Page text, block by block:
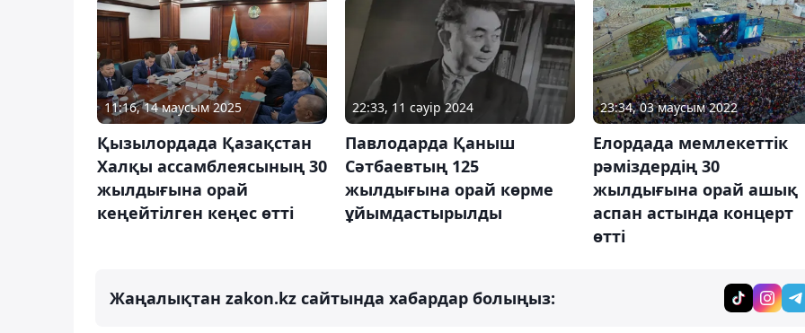
11:16, 14 маусым 2025
Қызылордада Қазақстан
Халқы ассамблеясының 30
жылдығына орай
кеңейтілген кеңес өтті
22:33, 11 сәуір 2024
Павлодарда Қаныш
Сәтбаевтың 125
жылдығына орай көрме
ұйымдастырылды
23:34, 03 маусым 2022
Елордада мемлекеттік
рәміздердің 30
жылдығына орай ашық
аспан астында концерт
өтті
Жаңалықтан zakon.kz сайтында хабардар болыңыз: